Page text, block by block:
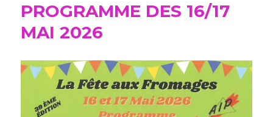
PROGRAMME DES 16/17
MAI 2026